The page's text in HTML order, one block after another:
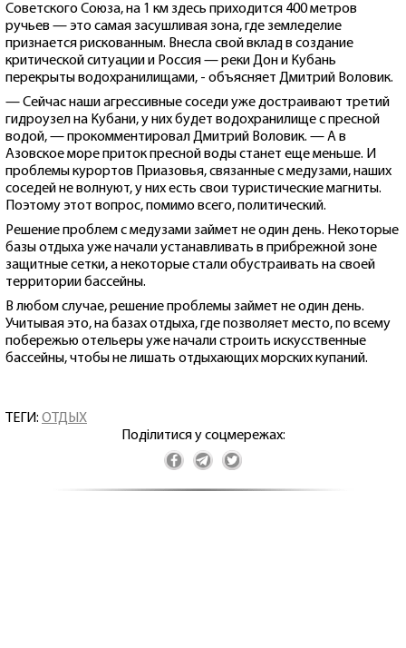
Советского Союза, на 1 км здесь приходится 400 метров
ручьев — это самая засушливая зона, где земледелие
признается рискованным. Внесла свой вклад в создание
критической ситуации и Россия — реки Дон и Кубань
перекрыты водохранилищами, - объясняет Дмитрий Воловик.
— Сейчас наши агрессивные соседи уже достраивают третий
гидроузел на Кубани, у них будет водохранилище с пресной
водой, — прокомментировал Дмитрий Воловик. — А в
Азовское море приток пресной воды станет еще меньше. И
проблемы курортов Приазовья, связанные с медузами, наших
соседей не волнуют, у них есть свои туристические магниты.
Поэтому этот вопрос, помимо всего, политический.
Решение проблем с медузами займет не один день. Некоторые
базы отдыха уже начали устанавливать в прибрежной зоне
защитные сетки, а некоторые стали обустраивать на своей
территории бассейны.
В любом случае, решение проблемы займет не один день.
Учитывая это, на базах отдыха, где позволяет место, по всему
побережью отельеры уже начали строить искусственные
бассейны, чтобы не лишать отдыхающих морских купаний.
ТЕГИ: ОТДЫХ
Поділитися у соцмережах: